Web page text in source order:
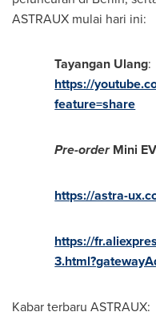
ASTRAUX mulai hari ini:
Tayangan Ulang:
https://
feature=share
Pre-orderMini EV
https://astra-
https://
Kabar terbaru ASTRAUX: